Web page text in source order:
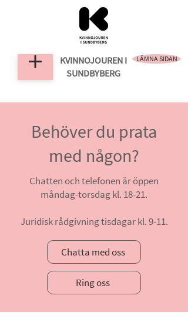
KVINNOJOUREN I
SUNDBYBERG
LÄMNA SIDAN
Behöver du prata
med någon?
Chatten och telefonen är öppen
måndag-torsdag kl. 18-21.
Juridisk rådgivning tisdagar kl. 9-11.
Chatta med oss
Ring oss